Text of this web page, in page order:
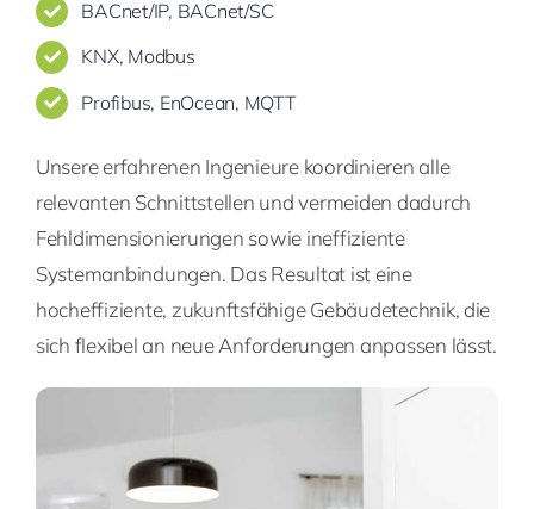
BACnet/IP, BACnet/SC
KNX, Modbus
Profibus, EnOcean, MQTT
Unsere erfahrenen Ingenieure koordinieren alle
relevanten Schnittstellen und vermeiden dadurch
Fehldimensionierungen sowie ineffiziente
Systemanbindungen. Das Resultat ist eine
hocheffiziente, zukunftsfähige Gebäudetechnik, die
sich flexibel an neue Anforderungen anpassen lässt.